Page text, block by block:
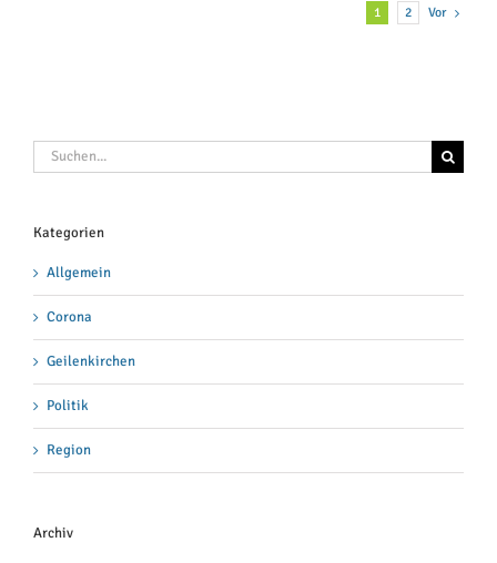
1 2 Vor
Suche
nach:
Kategorien
Allgemein
Corona
Geilenkirchen
Politik
Region
Archiv